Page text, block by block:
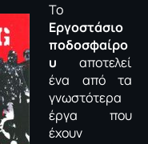
Το
Εργοστάσιο
ποδοσφαίρο
υ αποτελεί
ένα από τα
γνωστότερα
έργα που
έχουν